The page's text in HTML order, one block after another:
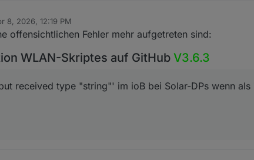
8, 2026, 12:19 PM
offensichtlichen Fehler mehr aufgetreten sind:
WLAN-Skriptes auf GitHub V3.6.3
received type "string"' im ioB bei Solar-DPs wenn als